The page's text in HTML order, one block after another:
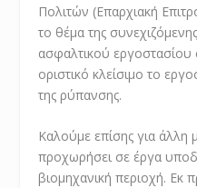
Πολιτών (Επαρχιακή
το θέμα της
ασφαλτικού εργοστασίου
οριστικό κλείσιμο το
της ρύπανσης.
Καλούμε επίσης για
προχωρήσει σε έργα
βιομηχανική περιοχή. Εκ